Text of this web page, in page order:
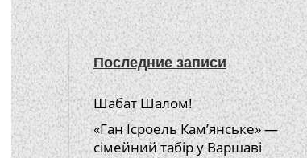
Последние записи
Шабат Шалом!
«Ган Ісроель Кам’янське» —
сімейний табір у Варшаві